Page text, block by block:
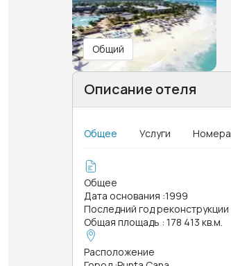
Общий
Описание отеля
Общее Услуги Номера
Общее
Дата основания :1999
Последний год реконструкции
Общая площадь : 178 413 кв.м.
Расположение